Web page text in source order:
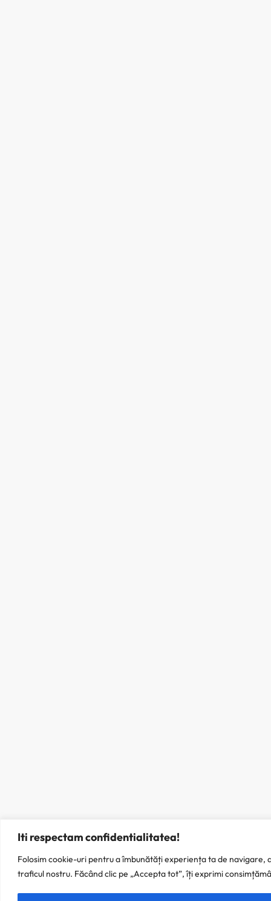
Iti respectam confidentialitatea!
Folosim cookie-uri pentru a îmbunătăți experiența ta de navigare,
traficul nostru. Făcând clic pe „Accepta tot”, îți exprimi